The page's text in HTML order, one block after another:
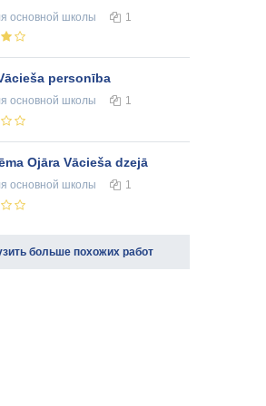
основной школы 1
personība
основной школы 1
Ojāra Vācieša dzejā
основной школы 1
больше похожих работ